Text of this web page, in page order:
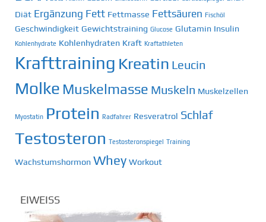
Diät Ergänzung Fett Fettmasse Fettsäuren Fischöl
Geschwindigkeit Gewichtstraining Glucose Glutamin Insulin
Kohlenhydrate Kohlenhydraten Kraft Kraftathleten
Krafttraining Kreatin Leucin
Molke Muskelmasse Muskeln Muskelzellen
Myostatin Protein Radfahrer Resveratrol Schlaf
Testosteron Testosteronspiegel Training
Wachstumshormon Whey Workout
EIWEISS